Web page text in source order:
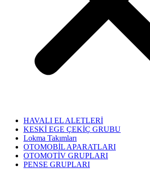
HAVALI EL ALETLERİ
KESKİ EGE ÇEKİÇ GRUBU
Lokma Takımları
OTOMOBİL APARATLARI
OTOMOTİV GRUPLARI
PENSE GRUPLARI